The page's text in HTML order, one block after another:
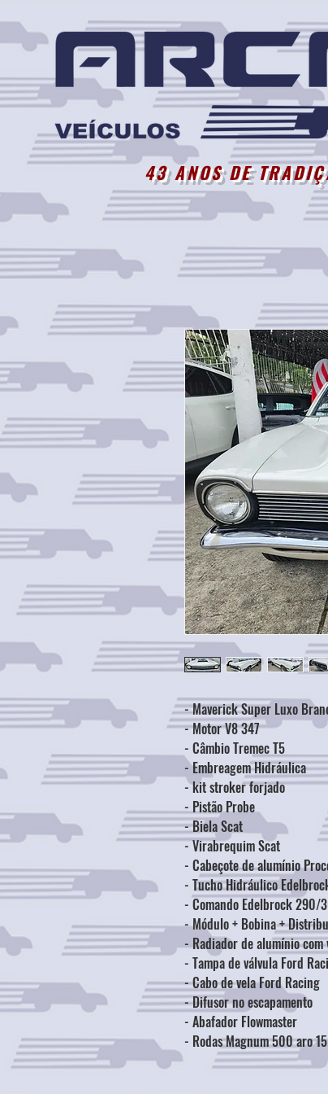
43 ANOS DE
- Maverick Super Luxo
- Motor V8 347
- ⁠Câmbio Tremec T5
- ⁠Embreagem Hidráulica
- kit stroker forjado
- Pistão Probe
- Biela Scat
- Virabrequim Scat
- Cabeçote de alumínio
- Tucho Hidráulico
- Comando Edelbrock 290/
- Módulo + Bobina +
- Radiador de alumínio
- Tampa de válvula Ford
- Cabo de vela Ford Racing
- Difusor no escapamento
- Abafador Flowmaster
- Rodas Magnum 500 aro